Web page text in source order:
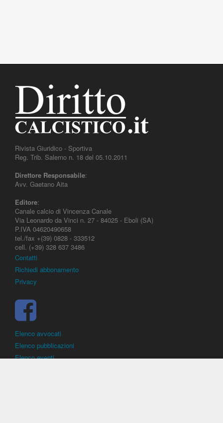
Rivista Giuridico - Sportiva
Reg. Trib. Salerno n. 18 del 05.10.2011
Direttore Responsabile:
Avv. Gaetano Aita
Editore:
Canale calcio di Vincenza Canale
Via Leonardo da Vinci n. 27 - 84025 - Eboli (SA)
P.IVA 04620490658
tel./fax +(39) 0828 - 333512
cell. (+39) 328 637 3486
Contatti
Richiedi abbonamento
Privacy
Elenco avvocati
Elenco pubblicazioni
Elenco eventi